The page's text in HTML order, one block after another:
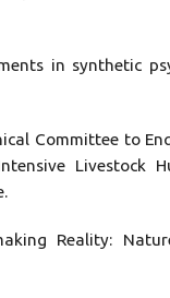
in synthetic
Committee to
Livestock
Reality: